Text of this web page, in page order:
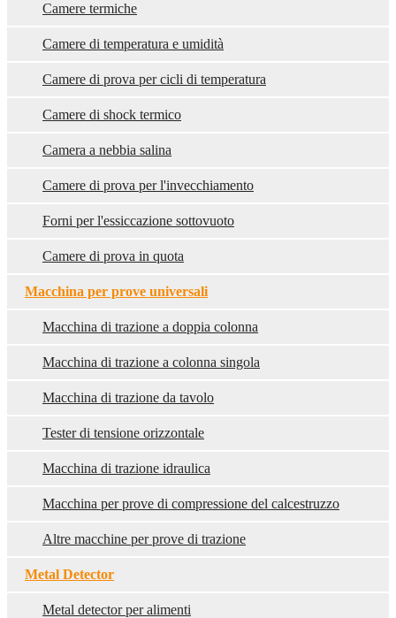
Camere termiche
Camere di temperatura e umidità
Camere di prova per cicli di temperatura
Camere di shock termico
Camera a nebbia salina
Camere di prova per l'invecchiamento
Forni per l'essiccazione sottovuoto
Camere di prova in quota
Macchina per prove universali
Macchina di trazione a doppia colonna
Macchina di trazione a colonna singola
Macchina di trazione da tavolo
Tester di tensione orizzontale
Macchina di trazione idraulica
Macchina per prove di compressione del calcestruzzo
Altre macchine per prove di trazione
Metal Detector
Metal detector per alimenti